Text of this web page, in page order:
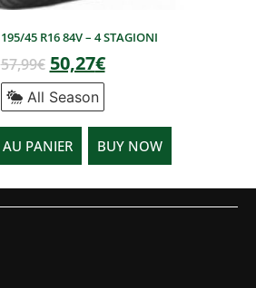
45 R16 84V – 4 STAGIONI
57,99€ 50,27€
All Season
AU PANIER BUY NOW